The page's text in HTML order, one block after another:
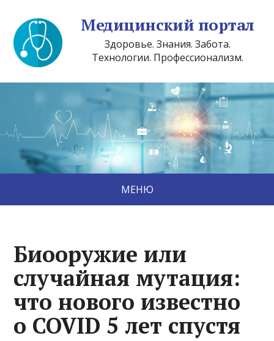
Медицинский портал
Здоровье. Знания. Забота.
Технологии. Профессионализм.
МЕНЮ
Биооружие или
случайная мутация:
что нового известно
о COVID 5 лет спустя